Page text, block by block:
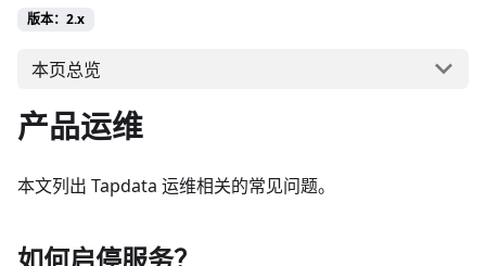
版本：2.x
本页总览
产品运维
本文列出 Tapdata 运维相关的常见问题。
如何启停服务？